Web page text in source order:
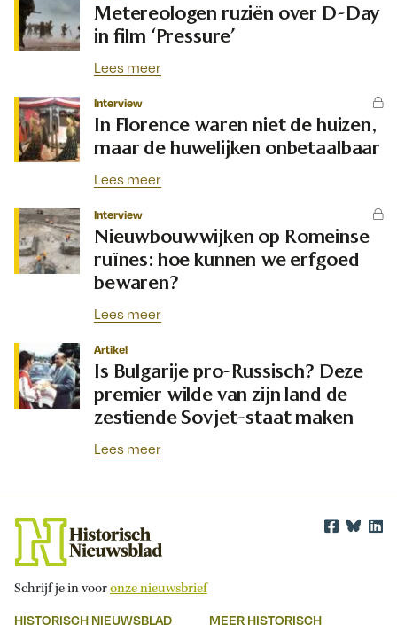
Metereologen ruziën over D-Day
in film ‘Pressure’
Lees meer
Interview
In Florence waren niet de huizen,
maar de huwelijken onbetaalbaar
Lees meer
Interview
Nieuwbouwwijken op Romeinse
ruïnes: hoe kunnen we erfgoed
bewaren?
Lees meer
Artikel
Is Bulgarije pro-Russisch? Deze
premier wilde van zijn land de
zestiende Sovjet-staat maken
Lees meer
Schrijf je in vooronze nieuwsbrief
HISTORISCH NIEUWSBLAD MEER HISTORISCH